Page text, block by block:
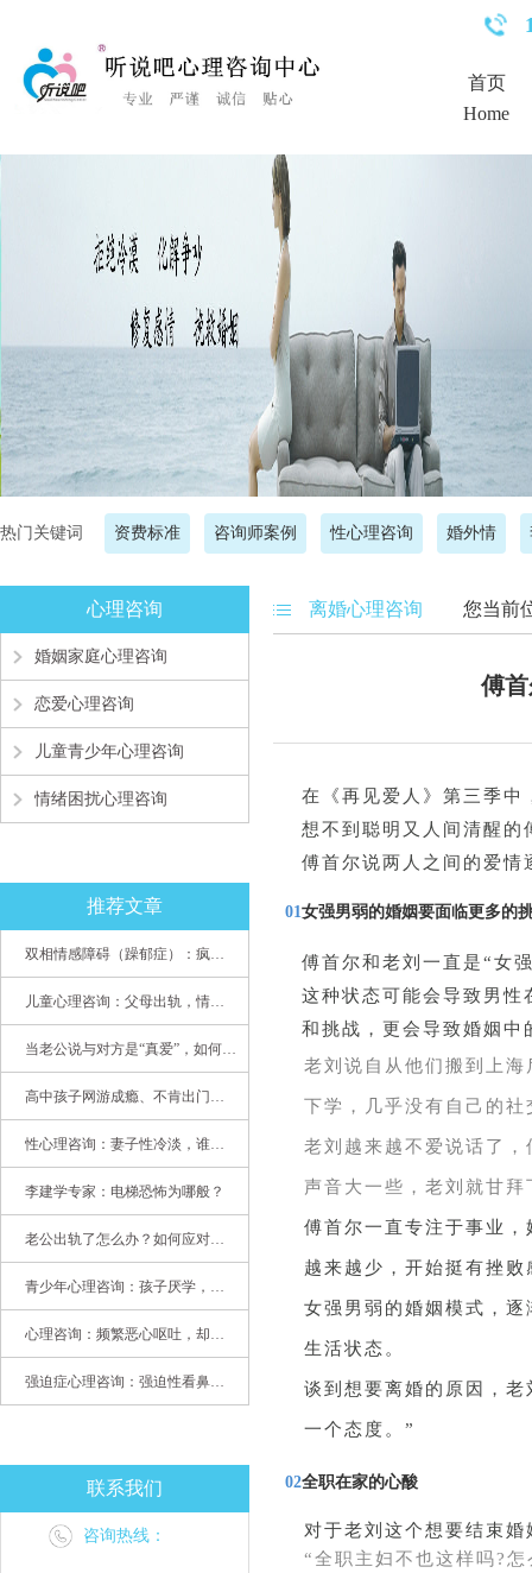
首页
Home
热门关键词 资费标准 咨询师案例 性心理咨询 婚外情
心理咨询
婚姻家庭心理咨询
恋爱心理咨询
儿童青少年心理咨询
情绪困扰心理咨询
推荐文章
双相情感障碍（躁郁症）：疯子如何走向天才
儿童心理咨询：父母出轨，情感混乱孩子内心的隐秘
当老公说与对方是“真爱”，如何挽救婚姻？(始篇)
高中孩子网游成瘾、不肯出门，家长该怎么办？
性心理咨询：妻子性冷淡，谁之过
李建学专家：电梯恐怖为哪般？
老公出轨了怎么办？如何应对老公出轨？——婚姻心理专家为您支招
青少年心理咨询：孩子厌学，整天沉迷手机，网络成瘾，怎么办?
心理咨询：频繁恶心呕吐，却无身体异常
强迫症心理咨询：强迫性看鼻尖，害我无法学习
联系我们
咨询热线：
离婚心理咨询 您当前
傅
在《再见爱人》第三季中
想不到聪明又人间清醒的
傅首尔说两人之间的爱情
01女强男弱的婚姻要面临更多的
傅首尔和老刘一直是“女
这种状态可能会导致男性
和挑战，更会导致婚姻中
老刘说自从他们搬到上
下学，几乎没有自己的
老刘越来越不爱说话了
声音大一些，老刘就甘
傅首尔一直专注于事业
越来越少，开始挺有挫败
女强男弱的婚姻模式，
生活状态。
谈到想要离婚的原因，
一个态度。”
02全职在家的心酸
对于老刘这个想要结束
“全职主妇不也这样吗?